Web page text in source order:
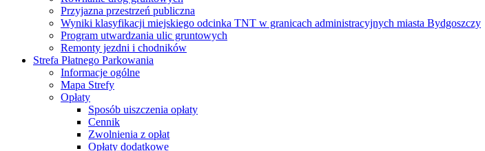
Przyjazna przestrzeń publiczna
Wyniki klasyfikacji miejskiego odcinka TNT w granicach administracyjnych miasta Bydgoszczy
Program utwardzania ulic gruntowych
Remonty jezdni i chodników
Strefa Płatnego Parkowania
Informacje ogólne
Mapa Strefy
Opłaty
Sposób uiszczenia opłaty
Cennik
Zwolnienia z opłat
Opłaty dodatkowe